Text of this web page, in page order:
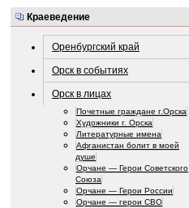
Краеведение
Оренбургский край
Орск в событиях
Орск в лицах
Почетные граждане г.Орска
Художники г. Орска
Литературные имена
Афганистан болит в моей
душе
Орчане — Герои Советского
Союза
Орчане — Герои России
Орчане — герои СВО